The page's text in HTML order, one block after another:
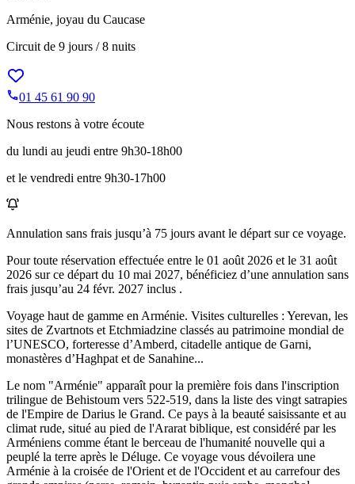
Arménie, joyau du Caucase
Circuit de 9 jours / 8 nuits
01 45 61 90 90
Nous restons à votre écoute
du lundi au jeudi entre 9h30-18h00
et le vendredi entre 9h30-17h00
Annulation sans frais jusqu’à 75 jours avant le départ sur ce voyage.
Pour toute réservation effectuée entre le 01 août 2026 et le 31 août
2026 sur ce départ du 10 mai 2027, bénéficiez d’une annulation sans
frais jusqu’au 24 févr. 2027 inclus .
Voyage haut de gamme en Arménie. Visites culturelles : Yerevan, les
sites de Zvartnots et Etchmiadzine classés au patrimoine mondial de
l’UNESCO, forteresse d’Amberd, citadelle antique de Garni,
monastères d’Haghpat et de Sanahine...
Le nom "Arménie" apparaît pour la première fois dans l'inscription
trilingue de Behistoum vers 522-519, dans la liste des vingt satrapies
de l'Empire de Darius le Grand. Ce pays à la beauté saisissante et au
climat rude, situé au pied de l'Ararat biblique, est considéré par les
Arméniens comme étant le berceau de l'humanité nouvelle qui a
peuplé la terre après le Déluge. Ce voyage vous dévoilera une
Arménie à la croisée de l'Orient et de l'Occident et au carrefour des